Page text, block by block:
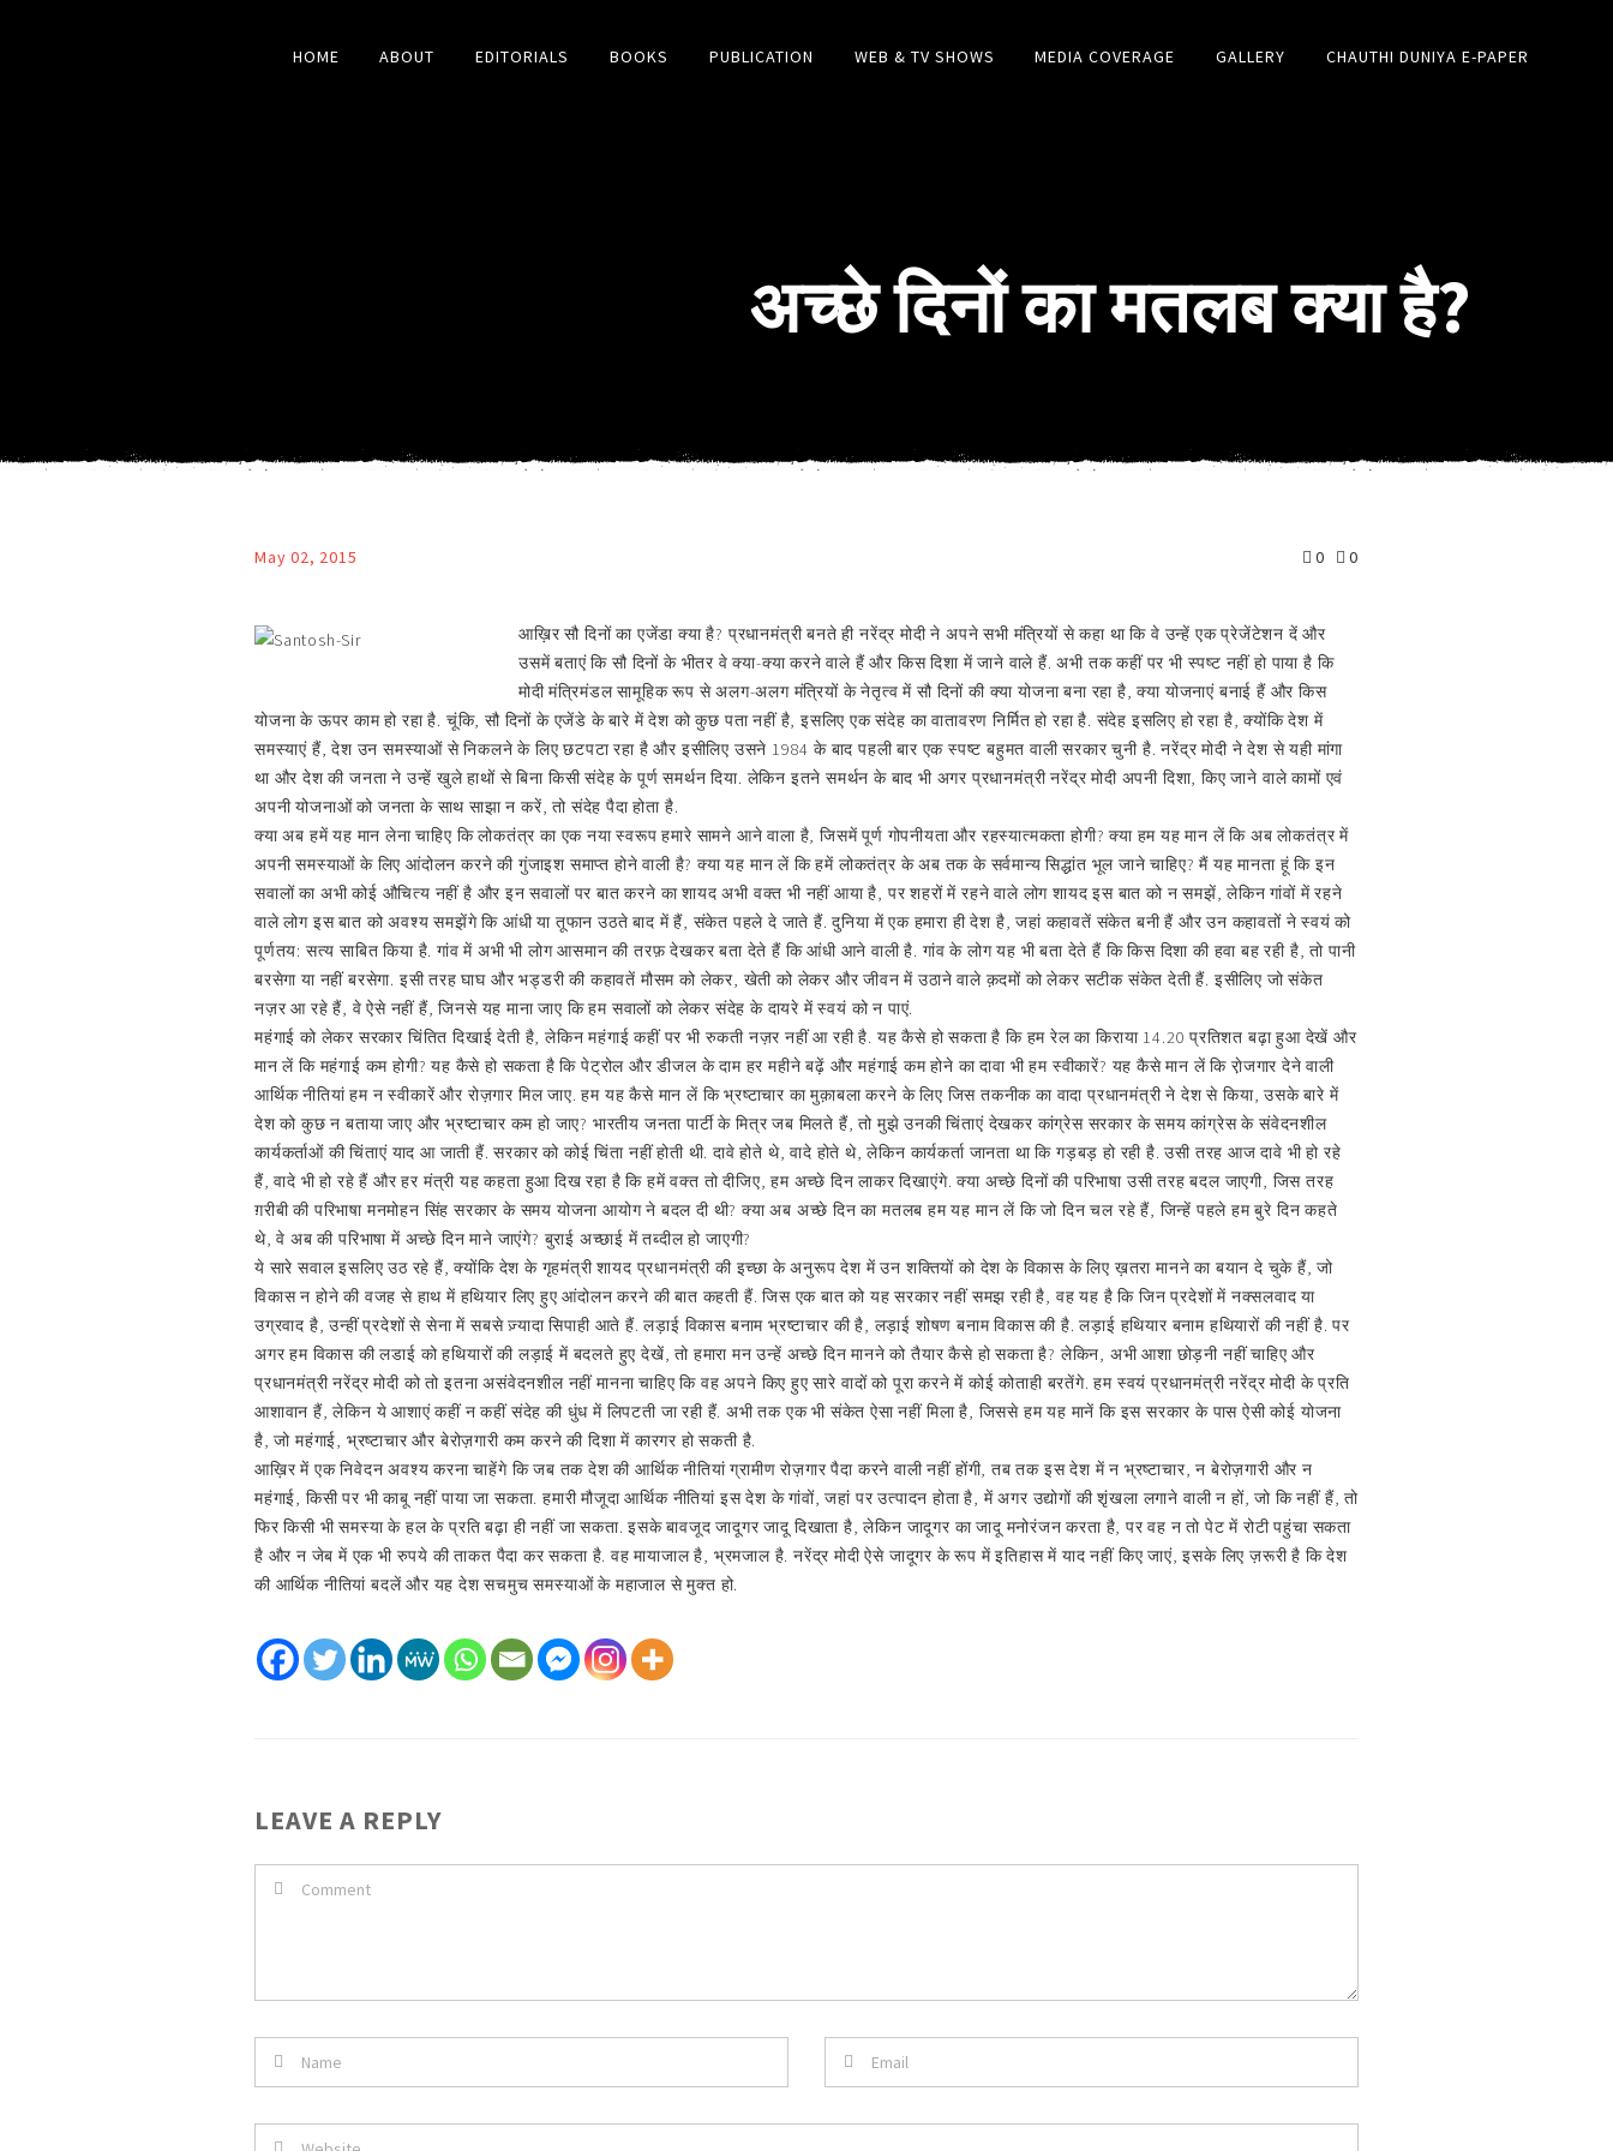
HOME ABOUT EDITORIALS BOOKS PUBLICATION WEB & TV SHOWS MEDIA COVERAGE GALLERY CHAUTHI DUNIYA E-PAPER
अच्छे दिनों का मतलब क्या है?
May 02, 2015 0 0
आख़िर सौ दिनों का एजेंडा क्या है? प्रधानमंत्री बनते ही नरेंद्र मोदी ने अपने सभी मंत्रियों से कहा था कि वे उन्हें एक प्रेजेंटेशन दें और
उसमें बताएं कि सौ दिनों के भीतर वे क्या-क्या करने वाले हैं और किस दिशा में जाने वाले हैं. अभी तक कहीं पर भी स्पष्ट नहीं हो पाया है कि
मोदी मंत्रिमंडल सामूहिक रूप से अलग-अलग मंत्रियों के नेतृत्व में सौ दिनों की क्या योजना बना रहा है, क्या योजनाएं बनाई हैं और किस
योजना के ऊपर काम हो रहा है. चूंकि, सौ दिनों के एजेंडे के बारे में देश को कुछ पता नहीं है, इसलिए एक संदेह का वातावरण निर्मित हो रहा है. संदेह इसलिए हो रहा है, क्योंकि देश में
समस्याएं हैं, देश उन समस्याओं से निकलने के लिए छटपटा रहा है और इसीलिए उसने 1984 के बाद पहली बार एक स्पष्ट बहुमत वाली सरकार चुनी है. नरेंद्र मोदी ने देश से यही मांगा
था और देश की जनता ने उन्हें खुले हाथों से बिना किसी संदेह के पूर्ण समर्थन दिया. लेकिन इतने समर्थन के बाद भी अगर प्रधानमंत्री नरेंद्र मोदी अपनी दिशा, किए जाने वाले कामों एवं
अपनी योजनाओं को जनता के साथ साझा न करें, तो संदेह पैदा होता है.
क्या अब हमें यह मान लेना चाहिए कि लोकतंत्र का एक नया स्वरूप हमारे सामने आने वाला है, जिसमें पूर्ण गोपनीयता और रहस्यात्मकता होगी? क्या हम यह मान लें कि अब लोकतंत्र में
अपनी समस्याओं के लिए आंदोलन करने की गुंजाइश समाप्त होने वाली है? क्या यह मान लें कि हमें लोकतंत्र के अब तक के सर्वमान्य सिद्धांत भूल जाने चाहिए? मैं यह मानता हूं कि इन
सवालों का अभी कोई औचित्य नहीं है और इन सवालों पर बात करने का शायद अभी वक्त भी नहीं आया है, पर शहरों में रहने वाले लोग शायद इस बात को न समझें, लेकिन गांवों में रहने
वाले लोग इस बात को अवश्य समझेंगे कि आंधी या तूफान उठते बाद में हैं, संकेत पहले दे जाते हैं. दुनिया में एक हमारा ही देश है, जहां कहावतें संकेत बनी हैं और उन कहावतों ने स्वयं को
पूर्णतय: सत्य साबित किया है. गांव में अभी भी लोग आसमान की तरफ़ देखकर बता देते हैं कि आंधी आने वाली है. गांव के लोग यह भी बता देते हैं कि किस दिशा की हवा बह रही है, तो पानी
बरसेगा या नहीं बरसेगा. इसी तरह घाघ और भड्डरी की कहावतें मौसम को लेकर, खेती को लेकर और जीवन में उठाने वाले क़दमों को लेकर सटीक संकेत देती हैं. इसीलिए जो संकेत
नज़र आ रहे हैं, वे ऐसे नहीं हैं, जिनसे यह माना जाए कि हम सवालों को लेकर संदेह के दायरे में स्वयं को न पाएं.
महंगाई को लेकर सरकार चिंतित दिखाई देती है, लेकिन महंगाई कहीं पर भी रुकती नज़र नहीं आ रही है. यह कैसे हो सकता है कि हम रेल का किराया 14.20 प्रतिशत बढ़ा हुआ देखें और
मान लें कि महंगाई कम होगी? यह कैसे हो सकता है कि पेट्रोल और डीजल के दाम हर महीने बढ़ें और महंगाई कम होने का दावा भी हम स्वीकारें? यह कैसे मान लें कि रा़ेजगार देने वाली
आर्थिक नीतियां हम न स्वीकारें और रोज़गार मिल जाए. हम यह कैसे मान लें कि भ्रष्टाचार का मुक़ाबला करने के लिए जिस तकनीक का वादा प्रधानमंत्री ने देश से किया, उसके बारे में
देश को कुछ न बताया जाए और भ्रष्टाचार कम हो जाए? भारतीय जनता पार्टी के मित्र जब मिलते हैं, तो मुझे उनकी चिंताएं देखकर कांग्रेस सरकार के समय कांग्रेस के संवेदनशील
कार्यकर्ताओं की चिंताएं याद आ जाती हैं. सरकार को कोई चिंता नहीं होती थी. दावे होते थे, वादे होते थे, लेकिन कार्यकर्ता जानता था कि गड़बड़ हो रही है. उसी तरह आज दावे भी हो रहे
हैं, वादे भी हो रहे हैं और हर मंत्री यह कहता हुआ दिख रहा है कि हमें वक्त तो दीजिए, हम अच्छे दिन लाकर दिखाएंगे. क्या अच्छे दिनों की परिभाषा उसी तरह बदल जाएगी, जिस तरह
ग़रीबी की परिभाषा मनमोहन सिंह सरकार के समय योजना आयोग ने बदल दी थी? क्या अब अच्छे दिन का मतलब हम यह मान लें कि जो दिन चल रहे हैं, जिन्हें पहले हम बुरे दिन कहते
थे, वे अब की परिभाषा में अच्छे दिन माने जाएंगे? बुराई अच्छाई में तब्दील हो जाएगी?
ये सारे सवाल इसलिए उठ रहे हैं, क्योंकि देश के गृहमंत्री शायद प्रधानमंत्री की इच्छा के अनुरूप देश में उन शक्तियों को देश के विकास के लिए ख़तरा मानने का बयान दे चुके हैं, जो
विकास न होने की वजह से हाथ में हथियार लिए हुए आंदोलन करने की बात कहती हैं. जिस एक बात को यह सरकार नहीं समझ रही है, वह यह है कि जिन प्रदेशों में नक्सलवाद या
उग्रवाद है, उन्हीं प्रदेशों से सेना में सबसे ज़्यादा सिपाही आते हैं. लड़ाई विकास बनाम भ्रष्टाचार की है, लड़ाई शोषण बनाम विकास की है. लड़ाई हथियार बनाम हथियारों की नहीं है. पर
अगर हम विकास की लडाई को हथियारों की लड़ाई में बदलते हुए देखें, तो हमारा मन उन्हें अच्छे दिन मानने को तैयार कैसे हो सकता है? लेकिन, अभी आशा छोड़नी नहीं चाहिए और
प्रधानमंत्री नरेंद्र मोदी को तो इतना असंवेदनशील नहीं मानना चाहिए कि वह अपने किए हुए सारे वादों को पूरा करने में कोई कोताही बरतेंगे. हम स्वयं प्रधानमंत्री नरेंद्र मोदी के प्रति
आशावान हैं, लेकिन ये आशाएं कहीं न कहीं संदेह की धुंध में लिपटती जा रही हैं. अभी तक एक भी संकेत ऐसा नहीं मिला है, जिससे हम यह मानें कि इस सरकार के पास ऐसी कोई योजना
है, जो महंगाई, भ्रष्टाचार और बेरोज़गारी कम करने की दिशा में कारगर हो सकती है.
आख़िर में एक निवेदन अवश्य करना चाहेंगे कि जब तक देश की आर्थिक नीतियां ग्रामीण रोज़गार पैदा करने वाली नहीं होंगी, तब तक इस देश में न भ्रष्टाचार, न बेरोज़गारी और न
महंगाई, किसी पर भी काबू नहीं पाया जा सकता. हमारी मौजूदा आर्थिक नीतियां इस देश के गांवों, जहां पर उत्पादन होता है, में अगर उद्योगों की शृंखला लगाने वाली न हों, जो कि नहीं हैं, तो
फिर किसी भी समस्या के हल के प्रति बढ़ा ही नहीं जा सकता. इसके बावजूद जादूगर जादू दिखाता है, लेकिन जादूगर का जादू मनोरंजन करता है, पर वह न तो पेट में रोटी पहुंचा सकता
है और न जेब में एक भी रुपये की ताकत पैदा कर सकता है. वह मायाजाल है, भ्रमजाल है. नरेंद्र मोदी ऐसे जादूगर के रूप में इतिहास में याद नहीं किए जाएं, इसके लिए ज़रूरी है कि देश
की आर्थिक नीतियां बदलें और यह देश सचमुच समस्याओं के महाजाल से मुक्त हो.
LEAVE A REPLY